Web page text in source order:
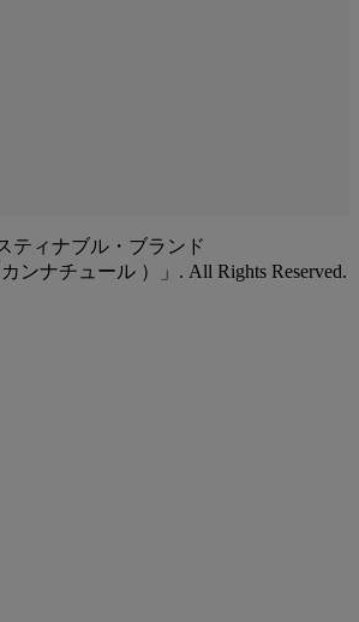
ティナブル・ブランド
ンナチュール ）」. All Rights Reserved.